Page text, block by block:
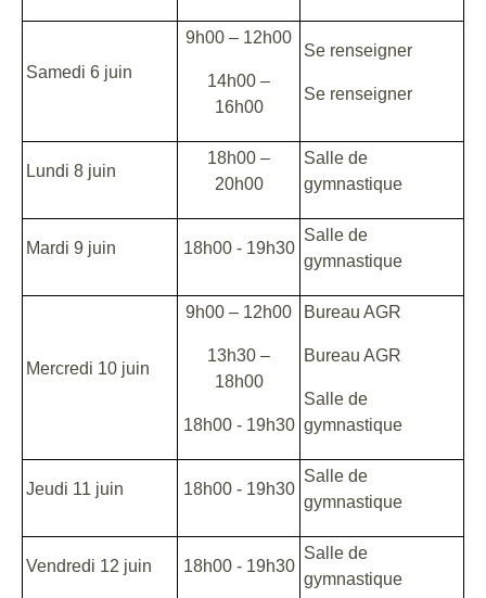
Samedi 6 juin
9h00 – 12h00
14h00 –
16h00
Se renseigner
Se renseigner
Lundi 8 juin
18h00 –
20h00
Salle de
gymnastique
Mardi 9 juin 18h00 - 19h30
Salle de
gymnastique
Mercredi 10 juin
9h00 – 12h00
13h30 –
18h00
18h00 - 19h30
Bureau AGR
Bureau AGR
Salle de
gymnastique
Jeudi 11 juin 18h00 - 19h30
Salle de
gymnastique
Vendredi 12 juin 18h00 - 19h30
Salle de
gymnastique